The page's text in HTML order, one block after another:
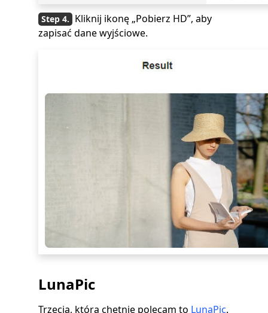
Kliknij ikonę „Pobierz HD”, aby
zapisać dane wyjściowe.
LunaPic
Trzecia, którą chętnie polecam to LunaPic.